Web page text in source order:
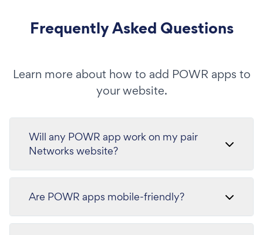
Frequently Asked Questions
Learn more about how to add POWR apps to
your website.
Will any POWR app work on my pair
Networks website?
Are POWR apps mobile-friendly?